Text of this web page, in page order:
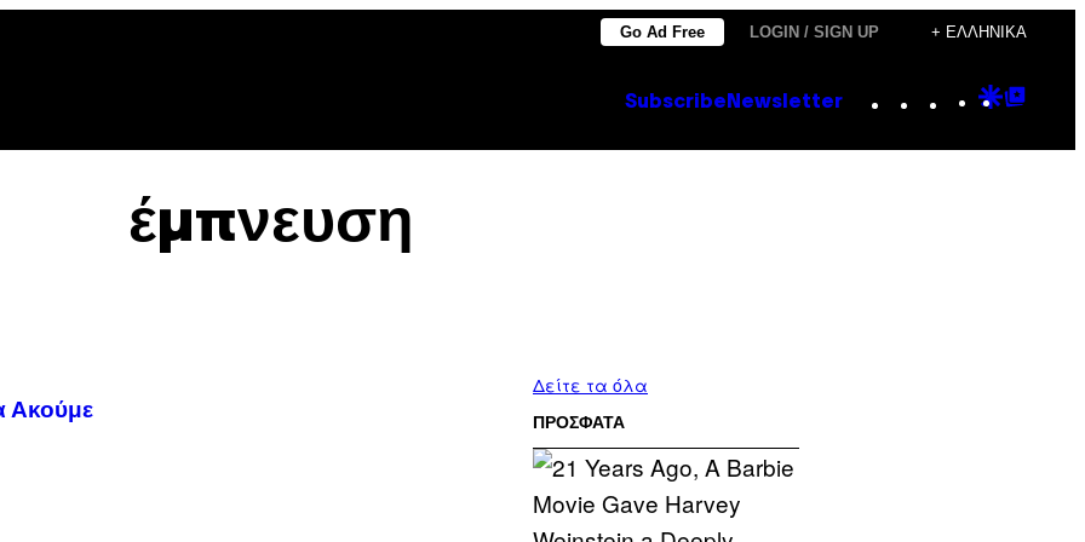
Go Ad Free LOGIN / SIGN UP + ΕΛΛΗΝΙΚΆ
Subscribe Newsletter Instagram
TikTok
YouTube
Google
έμπνευση
Ακούμε
Δείτε τα όλα
ΠΡΟΣΦΑΤΑ